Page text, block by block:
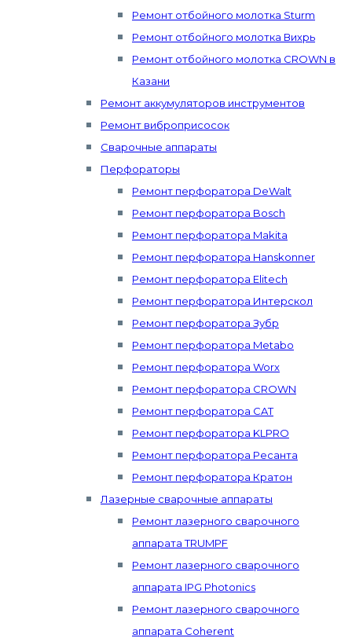
Ремонт отбойного молотка Sturm
Ремонт отбойного молотка Вихрь
Ремонт отбойного молотка CROWN в
Казани
Ремонт аккумуляторов инструментов
Ремонт виброприсосок
Сварочные аппараты
Перфораторы
Ремонт перфоратора DeWalt
Ремонт перфоратора Bosch
Ремонт перфоратора Makita
Ремонт перфоратора Hanskonner
Ремонт перфоратора Elitech
Ремонт перфоратора Интерскол
Ремонт перфоратора Зубр
Ремонт перфоратора Metabo
Ремонт перфоратора Worx
Ремонт перфоратора CROWN
Ремонт перфоратора CAT
Ремонт перфоратора KLPRO
Ремонт перфоратора Ресанта
Ремонт перфоратора Кратон
Лазерные сварочные аппараты
Ремонт лазерного сварочного
аппарата TRUMPF
Ремонт лазерного сварочного
аппарата IPG Photonics
Ремонт лазерного сварочного
аппарата Coherent